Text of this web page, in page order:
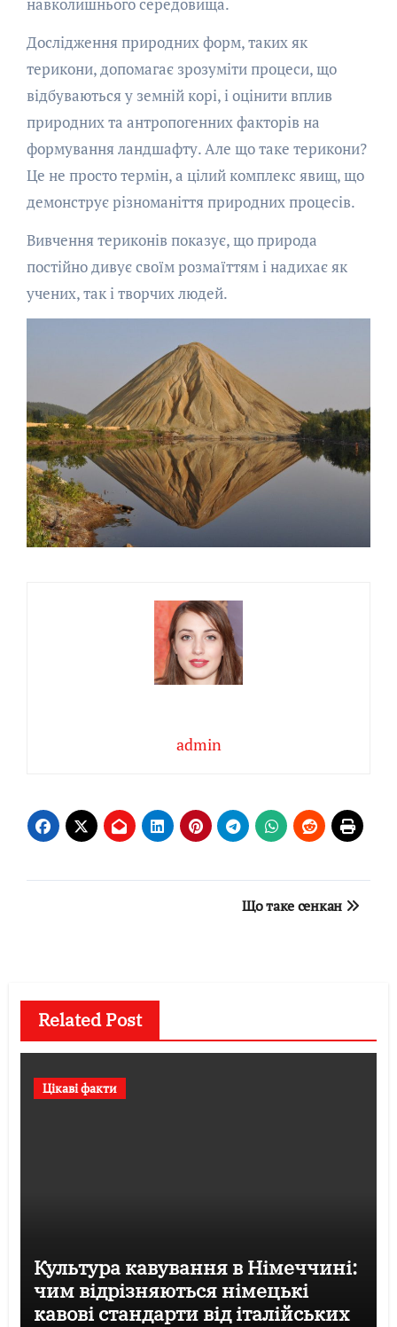
Дослідження природних форм, таких як
терикони, допомагає зрозуміти процеси, що
відбуваються у земній корі, і оцінити вплив
природних та антропогенних факторів на
формування ландшафту. Але що таке терикони?
Це не просто термін, а цілий комплекс явищ, що
демонструє різноманіття природних процесів.
Вивчення териконів показує, що природа
постійно дивує своїм розмаїттям і надихає як
учених, так і творчих людей.
admin
Що таке сенкан
Related Post
Цікаві факти
Культура кавування в Німеччині:
чим відрізняються німецькі
кавові стандарти від італійських